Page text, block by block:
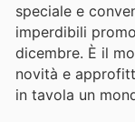
speciale e
imperdibili
dicembre. È il
novità e
in tavola un